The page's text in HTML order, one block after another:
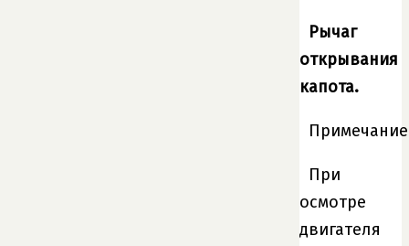
Рычаг
открывания
капота.
При
осмотре
двигателя